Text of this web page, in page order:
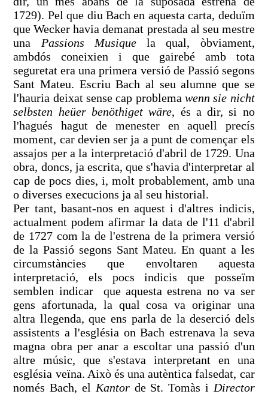
1729). Pel que diu Bach en aquesta carta, deduïm
que Wecker havia demanat prestada al seu mestre
una Passions Musiquela qual, òbviament,
ambdós coneixien i que gairebé amb tota
seguretat era una primera versió de Passió segons
Sant Mateu. Escriu Bach al seu alumne que se
l'hauria deixat sense cap problema wenn sie nicht
selbsten heüer benöthiget wäre, és a dir, si no
l'hagués hagut de menester en aquell precís
moment, car devien ser ja a punt de començar els
assajos per a la interpretació d'abril de 1729. Una
obra, doncs, ja escrita, que s'havia d'interpretar al
cap de pocs dies, i, molt probablement, amb una
o diverses execucions ja al seu historial.
Per tant, basant-nos en aquest i d'altres indicis,
actualment podem afirmar la data de l'11 d'abril
de 1727 com la de l'estrena de la primera versió
de la Passió segons Sant Mateu. En quant a les
circumstàncies que envoltaren aquesta
interpretació, els pocs indicis que posseïm
semblen indicar que aquesta estrena no va ser
gens afortunada, la qual cosa va originar una
altra llegenda, que ens parla de la deserció dels
assistents a l'església on Bach estrenava la seva
magna obra per anar a escoltar una passió d'un
altre músic, que s'estava interpretant en una
església veïna. Això és una autèntica falsedat, car
només Bach, el Kantorde St. Tomàs i Director